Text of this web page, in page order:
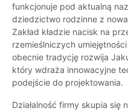
funkcjonuje pod aktualną
dziedzictwo rodzinne z
Zakład kładzie nacisk na
rzemieślniczych
obecnie tradycję rozwija
który wdraża innowacyjne
podejście do projektowania.
Działalność firmy skupia się